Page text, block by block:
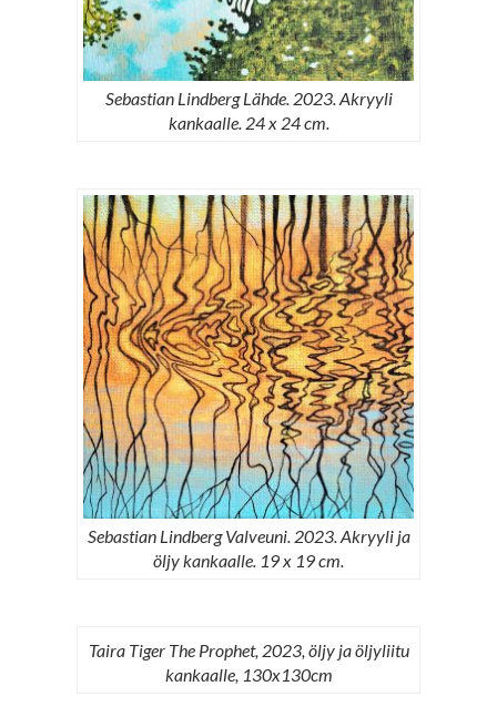
Sebastian Lindberg Lähde. 2023. Akryyli
kankaalle. 24 x 24 cm.
Sebastian Lindberg Valveuni. 2023. Akryyli ja
öljy kankaalle. 19 x 19 cm.
Taira Tiger The Prophet, 2023, öljy ja öljyliitu
kankaalle, 130x130cm